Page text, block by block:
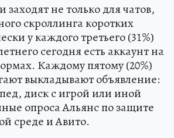
заходят не только для чатов,
скроллинга коротких
у каждого третьего (31%)
сегодня есть аккаунт на
Каждому пятому (20%)
выкладывают объявление:
диск с игрой или иной
опроса Альянс по защите
среде и Авито.